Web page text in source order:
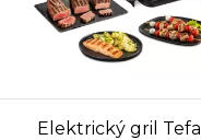
Elektrický gril Tefal